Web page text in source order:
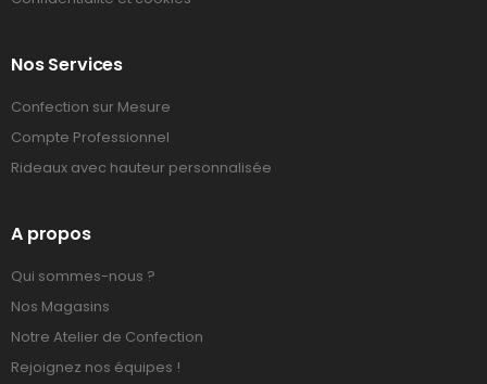
Nos Services
Confection sur Mesure
Compte Professionnel
Rideaux avec hauteur personnalisée
A propos
Qui sommes-nous ?
Nos Magasins
Notre Atelier de Confection
Rejoignez nos équipes !